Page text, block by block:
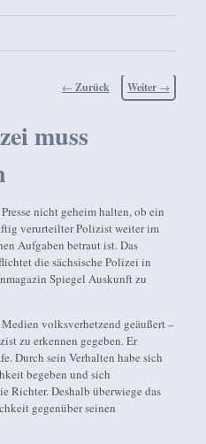
Beitragsnavigation
← Zurück Weiter →
muss
nicht geheim halten, ob ein
verurteilter Polizist weiter im
Aufgaben betraut ist. Das
die sächsische Polizei in
Spiegel Auskunft zu
volksverhetzend geäußert –
zu erkennen gegeben. Er
Durch sein Verhalten habe sich
begeben und sich
Richter. Deshalb überwiege das
gegenüber seinen